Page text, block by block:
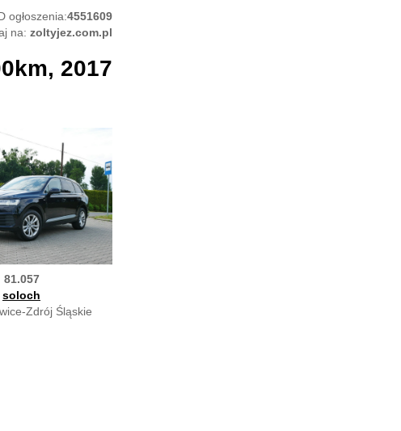
ogłoszenia:4551609
na: zoltyjez.com.pl
2017
81.057
soloch
Zdrój Śląskie